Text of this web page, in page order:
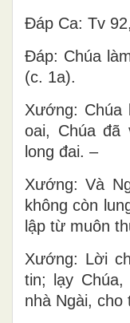
Ðáp Ca: Tv
Ðáp: Chúa
(c. 1a).
Xướng: Chúa
oai, Chúa đã
long đai. –
Xướng: Và
không còn
lập từ muôn
Xướng: Lời
tin; lạy
nhà Ngài, cho